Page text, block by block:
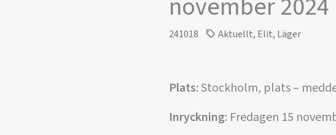
november 2024
241018 Aktuellt, Elit, Läger
Plats: Stockholm, plats –
Inryckning: Fredagen 15